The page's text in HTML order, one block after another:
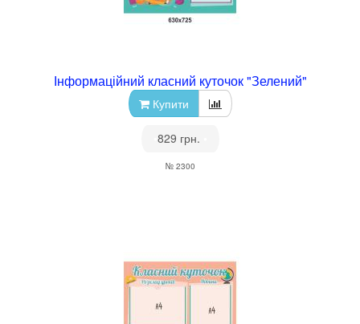
Інформаційний класний куточок "Зелений"
Купити
829 грн.
№ 2300